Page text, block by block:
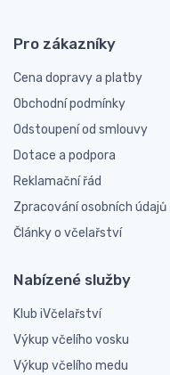
Pro zákazníky
Cena dopravy a platby
Obchodní podmínky
Odstoupení od smlouvy
Dotace a podpora
Reklamační řád
Zpracování osobních údajů
Články o včelařství
Nabízené služby
Klub iVčelařství
Výkup včelího vosku
Výkup včelího medu